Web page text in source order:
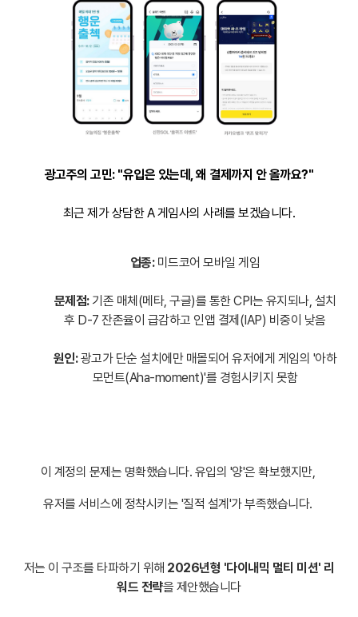
광고주의 고민: "유입은 있는데, 왜 결제까지 안 올까요?"
최근 제가 상담한 A 게임사의 사례를 보겠습니다.
업종:미드코어 모바일 게임
문제점:기존 매체(메타, 구글)를 통한 CPI는 유지되나, 설치
후 D-7 잔존율이 급감하고 인앱 결제(IAP) 비중이 낮음
원인:광고가 단순 설치에만 매몰되어 유저에게 게임의 '아하
모먼트(Aha-moment)'를 경험시키지 못함
이 계정의 문제는 명확했습니다. 유입의 '양'은 확보했지만,
유저를 서비스에 정착시키는 '질적 설계'가 부족했습니다.
저는 이 구조를 타파하기 위해 2026년형 '다이내믹 멀티 미션' 리
워드 전략을 제안했습니다